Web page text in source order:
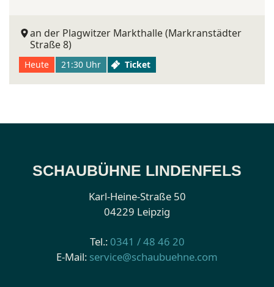
an der Plagwitzer Markthalle (Markranstädter
Straße 8)
Heute 21:30 Uhr Ticket
SCHAUBÜHNE LINDENFELS
Karl-Heine-Straße 50
04229 Leipzig
Tel.: 0341 / 48 46 20
E-Mail: service@schaubuehne.com